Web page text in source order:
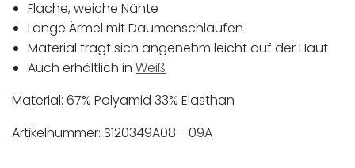
Flache, weiche Nähte
Lange Ärmel mit Daumenschlaufen
Material trägt sich angenehm leicht auf der Haut
Auch erhältlich in Weiß
Material: 67% Polyamid 33% Elasthan
Artikelnummer: S120349A08 - 09A